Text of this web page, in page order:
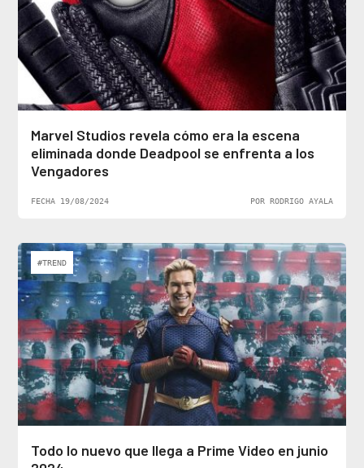
Marvel Studios revela cómo era la escena
eliminada donde Deadpool se enfrenta a los
Vengadores
FECHA 19/08/2024 POR RODRIGO AYALA
#TREND
Todo lo nuevo que llega a Prime Video en junio